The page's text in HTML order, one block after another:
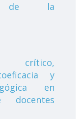
de la
crítico,
y
en
docentes